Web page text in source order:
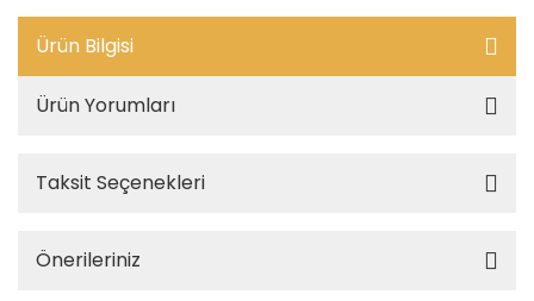
Ürün Bilgisi
Ürün Yorumları
Taksit Seçenekleri
Önerileriniz